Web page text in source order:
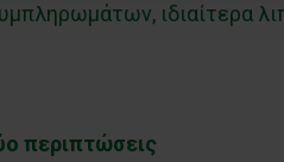
ιδιαίτερα
περιπτώσεις